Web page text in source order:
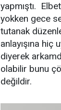
yapmıştı.
yokken gece
tutanak
anlayışına
diyerek
olabilir bunu
değildir.